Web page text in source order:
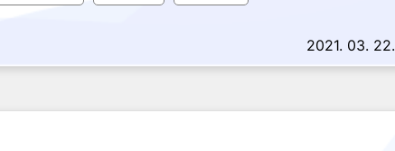
2021. 03. 22.